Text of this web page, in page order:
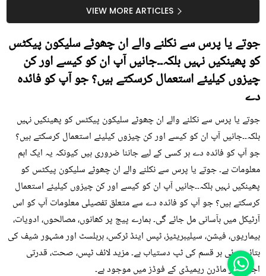
کیوں کھانا چاہیے؟
سستا اور قدرتی حلVIEW MORE ARTICLES
جوتے یا پرس سے نکلنے والے ان چھوٹے سلیکون پیکٹس
کو پھینکیں نہیں بلکہ۔۔جانیں آپ ان کو کیسے اور کن
چیزوں کیلیئے استعمال کرسکتے ہیں؟ جو آپ کو فائدہ
دے
جوتے یا پرس سے نکلنے والے ان چھوٹے سلیکون پیکٹس کو پھینکیں نہیں
بلکہ۔۔جانیں آپ ان کو کیسے اور کن چیزوں کیلیئے استعمال کرسکتے ہیں؟
جو آپ کو فائدہ دے ہر کسی کے لیے جاننا ضروری ہیں کیونکہ یہ ایک اہم
معلومات ہے۔ جوتے یا پرس سے نکلنے والے ان چھوٹے سلیکون پیکٹس کو
پھینکیں نہیں بلکہ۔۔جانیں آپ ان کو کیسے اور کن چیزوں کیلیئے استعمال
کرسکتے ہیں؟ جو آپ کو فائدہ دے سے متعلق تفصیلی معلومات آپ کو اس
آرٹیکل میں بآسانی مل جائے گی۔ ہمارے پیج پر کھانوں، مصالحوں، ادویات،
بیماریوں، فیشن، سیلیبریٹیز، ٹپس اینڈ ٹرکس، ہربلسٹ اور مشہور شیف کی
بتائی ہوئی ہر قسم کی ٹپ دستیاب ہے۔ مزید لائف ٹپس، صحت، قدرتی
اجزاء اور ماڈرن ریمیڈی کے فوڈز میں موجود ہے۔